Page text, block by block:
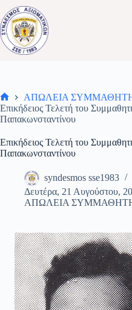
Μετάβαση
στο
περιεχόμενο
Αρχική
σελίδα
ΑΠΩΛΕΙΑ
Επικήδειος Τελετή του
Παπακωνσταντίνου
Επικήδειος Τελετή του
Παπακωνσταντίνου
syndesmos sse1983
Δευτέρα, 21 Αυγούστου,
ΑΠΩΛΕΙΑ